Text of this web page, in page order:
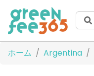
ホーム Argentina